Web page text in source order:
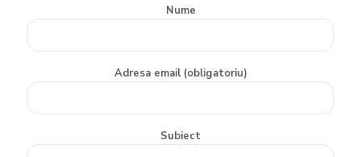
Nume
Adresa email (obligatoriu)
Subiect